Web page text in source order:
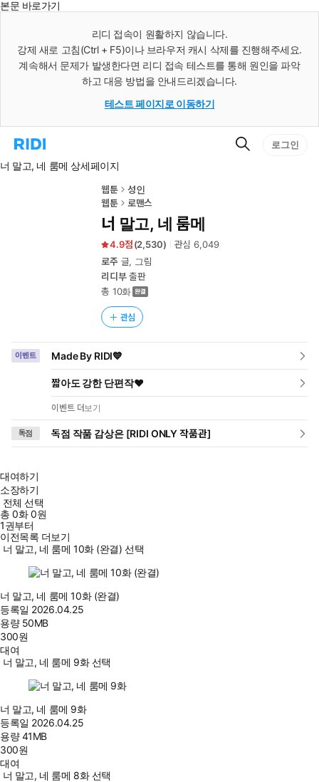
본문 바로가기
리디 접속이 원활하지 않습니다.
강제 새로 고침(Ctrl + F5)이나 브라우저 캐시 삭제를 진행해주세요.
계속해서 문제가 발생한다면 리디 접속 테스트를 통해 원인을 파악
하고 대응 방법을 안내드리겠습니다.
테스트 페이지로 이동하기
리
홈
검
로그인
너 말고, 네 룸메 상세페이지
웹툰
성인
웹툰
로맨스
너 말고, 네 룸메
4.9 (2,530) 관심6,049
로주글, 그림
리디부출판
총 10화
관심
이벤트 Made By RIDI💙
짧아도 강한 단편작❤️
이벤트 더보기
독점 독점 작품 감상은 [RIDI ONLY 작품관]
대여하기
소장하기
전체 선택
총0화0원
1권부터
이전목록 더보기
너 말고, 네 룸메 10화 (완결) 선택
너 말고, 네 룸메 10화 (완결)
등록일 2026.04.25
용량 50MB
300원
대여
너 말고, 네 룸메 9화 선택
너 말고, 네 룸메 9화
등록일 2026.04.25
용량41MB
300원
대여
너 말고, 네 룸메 8화 선택